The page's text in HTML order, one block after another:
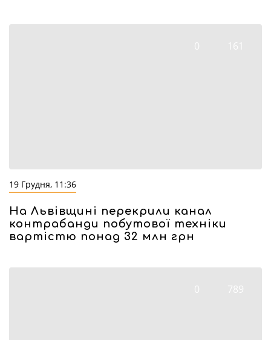
0 161
19 Грудня, 11:36
На Львівщині перекрили канал
контрабанди побутової техніки
вартістю понад 32 млн грн
0 789